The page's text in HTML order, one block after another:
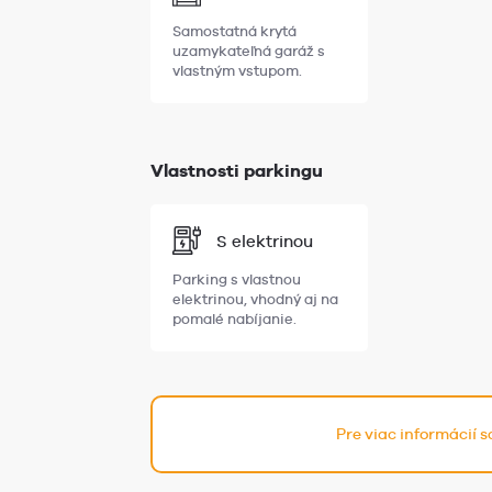
Samostatná krytá
uzamykateľná garáž s
vlastným vstupom.
Vlastnosti parkingu
S elektrinou
Parking s vlastnou
elektrinou, vhodný aj na
pomalé nabíjanie.
Pre viac informácií